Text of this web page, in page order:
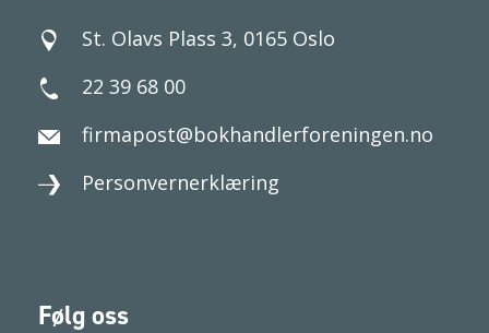
St. Olavs Plass 3, 0165 Oslo
22 39 68 00
firmapost@bokhandlerforeningen.no
Personvernerklæring
Følg oss